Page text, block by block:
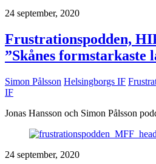
24 september, 2020
Frustrationspodden,
”Skånes formstarkaste
Simon Pålsson Helsingborgs IF
IF
Jonas Hansson och Simon Pålsson
24 september, 2020